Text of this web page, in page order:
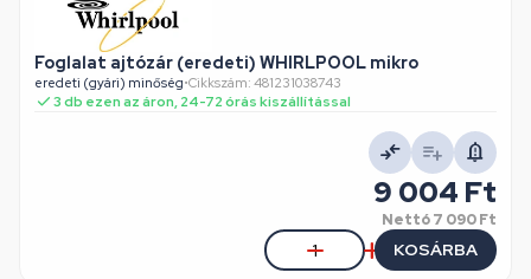
Foglalat ajtózár (eredeti) WHIRLPOOL mikro
eredeti (gyári) minőség•Cikkszám: 481231038743
3 db ezen az áron, 24-72 órás kiszállítással
9 004 Ft
Nettó7 090 Ft
KOSÁRBA